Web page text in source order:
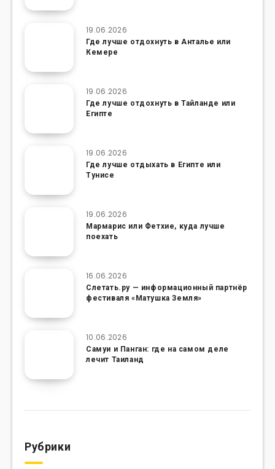
19.06.2026
Где лучше отдохнуть в Анталье или
Кемере
19.06.2026
Где лучше отдохнуть в Тайланде или
Египте
19.06.2026
Где лучше отдыхать в Египте или
Тунисе
19.06.2026
Мармарис или Фетхие, куда лучше
поехать
16.06.2026
Слетать.ру — информационный партнёр
фестиваля «Матушка Земля»
10.06.2026
Самуи и Панган: где на самом деле
лечит Таиланд
Рубрики